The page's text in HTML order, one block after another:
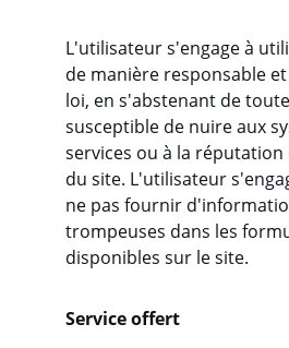
L'utilisateur s'engage à
de manière responsable
loi, en s'abstenant de
susceptible de nuire aux
services ou à la
du site. L'utilisateur
ne pas fournir
trompeuses dans les
disponibles sur le site.
Service offert